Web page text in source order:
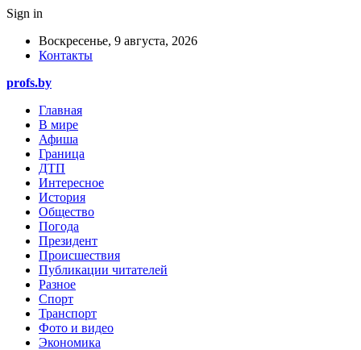
Sign in
Воскресенье, 9 августа, 2026
Контакты
profs.by
Главная
В мире
Афиша
Граница
ДТП
Интересное
История
Общество
Погода
Президент
Происшествия
Публикации читателей
Разное
Спорт
Транспорт
Фото и видео
Экономика